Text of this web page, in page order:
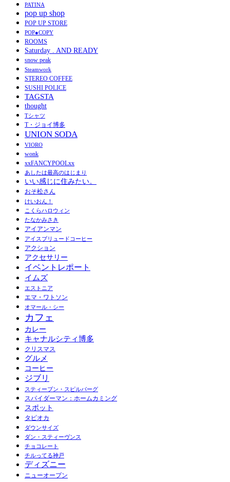
PATINA
pop up shop
POP UP STORE
POP●COPY
ROOMS
Saturday . AND READY
snow peak
Steamwork
STEREO COFFEE
SUSHI POLICE
TAGSTA
thought
Tシャツ
T・ジョイ博多
UNION SODA
VIORO
wonk
xxFANCYPOOLxx
あしたは最高のはじまり
いい感じに住みたい。
おそ松さん
けいおん！
こくらハロウィン
たなかみさき
アイアンマン
アイスブリュードコーヒー
アクション
アクセサリー
イベントレポート
イムズ
エストニア
エマ・ワトソン
オマール・シー
カフェ
カレー
キャナルシティ博多
クリスマス
グルメ
コーヒー
ジブリ
スティーブン・スピルバーグ
スパイダーマン：ホームカミング
スポット
タピオカ
ダウンサイズ
ダン・スティーヴンス
チョコレート
チルってる神戸
ディズニー
ニューオープン